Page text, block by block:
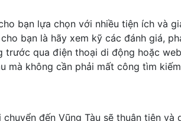
bạn lựa chọn với nhiều tiện ích và
bạn là hãy xem kỹ các đánh giá,
qua điện thoại di động hoặc
mà không cần phải mất công tìm
đến Vũng Tàu sẽ thuận tiện và